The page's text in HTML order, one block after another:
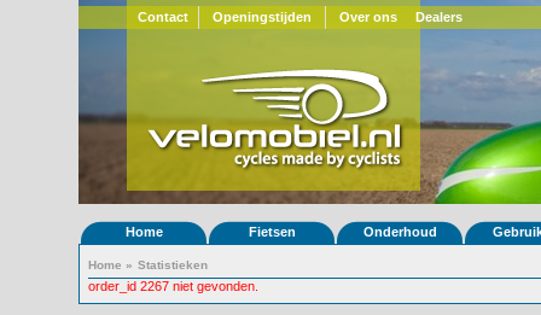
Contact Openingstijden Over ons Dealers
Home Fietsen Onderhoud
Home » Statistieken
order_id 2267 niet gevonden.